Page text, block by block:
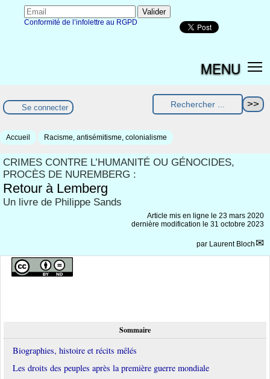
Conformité de l’infolettre au RGPD
MENU
Se connecter
Accueil Racisme, antisémitisme, colonialisme
CRIMES CONTRE L’HUMANITÉ OU GÉNOCIDES,
PROCÈS DE NUREMBERG :
Retour à Lemberg
Un livre de Philippe Sands
Article mis en ligne le 23 mars 2020
dernière modification le 31 octobre 2023
par Laurent Bloch
Sommaire
Biographies, histoire et récits mêlés
Les droits des peuples après la première guerre mondiale